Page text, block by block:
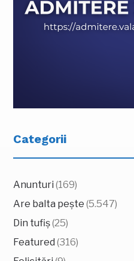
Categorii
Anunturi (169)
Are balta pește (5.547)
Din tufiș(25)
Featured (316)